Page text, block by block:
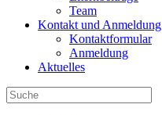
Team
Kontakt und Anmeldung
Kontaktformular
Anmeldung
Aktuelles